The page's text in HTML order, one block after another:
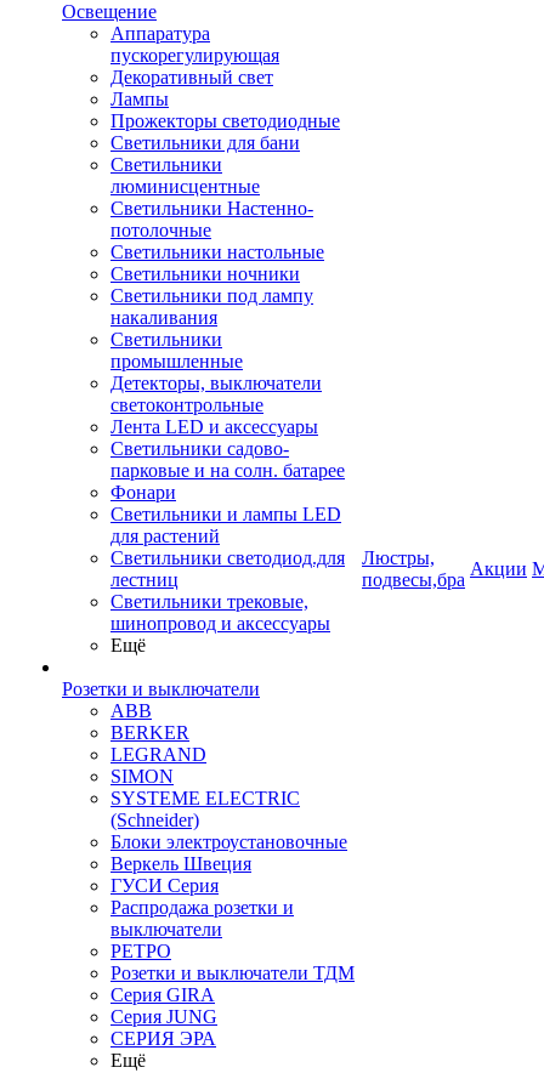
Освещение
Аппаратура
пускорегулирующая
Декоративный свет
Лампы
Прожекторы светодиодные
Светильники для бани
Светильники
люминисцентные
Светильники Настенно-
потолочные
Светильники настольные
Светильники ночники
Светильники под лампу
накаливания
Светильники
промышленные
Детекторы, выключатели
светоконтрольные
Лента LED и аксессуары
Светильники садово-
парковые и на солн. батарее
Фонари
Светильники и лампы LED
для растений
Светильники светодиод.для
лестниц
Светильники трековые,
шинопровод и аксессуары
Ещё
Розетки и выключатели
ABB
BERKER
LEGRAND
SIMON
SYSTEME ELECTRIC
(Schneider)
Блоки электроустановочные
Веркель Швеция
ГУСИ Серия
Распродажа розетки и
выключатели
РЕТРО
Розетки и выключатели ТДМ
Серия GIRA
Серия JUNG
СЕРИЯ ЭРА
Ещё
Люстры,
подвесы,бра
Акции